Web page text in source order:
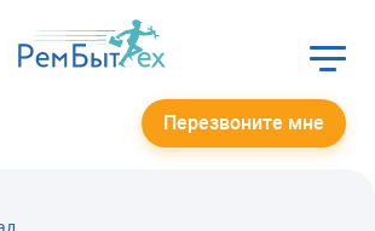
Перезвоните мне